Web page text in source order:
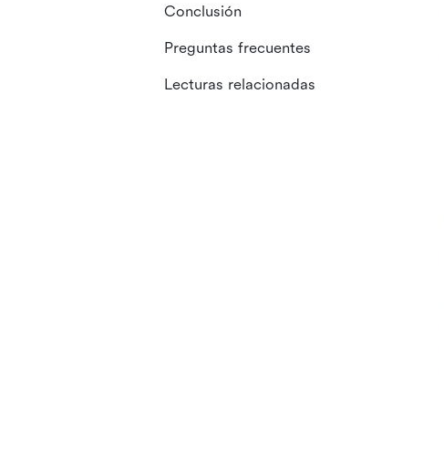
Conclusión
Preguntas frecuentes
Lecturas relacionadas